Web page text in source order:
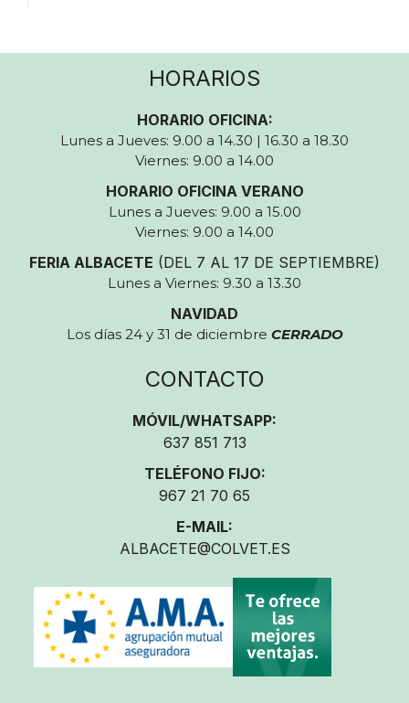
HORARIOS
HORARIO OFICINA:
Lunes a Jueves: 9.00 a 14.30 | 16.30 a 18.30
Viernes: 9.00 a 14.00
HORARIO OFICINA VERANO
Lunes a Jueves: 9.00 a 15.00
Viernes: 9.00 a 14.00
FERIA ALBACETE (DEL 7 AL 17 DE SEPTIEMBRE)
Lunes a Viernes: 9.30 a 13.30
NAVIDAD
Los días 24 y 31 de diciembre CERRADO
CONTACTO
MÓVIL/WHATSAPP:
637 851 713
TELÉFONO FIJO:
967 21 70 65
E-MAIL:
ALBACETE@COLVET.ES